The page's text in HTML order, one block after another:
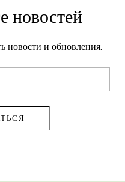
новостей
новости и обновления.